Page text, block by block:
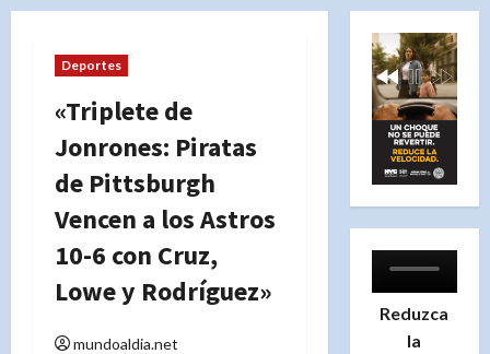
Deportes
«Triplete de
Jonrones: Piratas
de Pittsburgh
Vencen a los Astros
10-6 con Cruz,
Lowe y Rodríguez»
mundoaldia.net
Reduzca
la